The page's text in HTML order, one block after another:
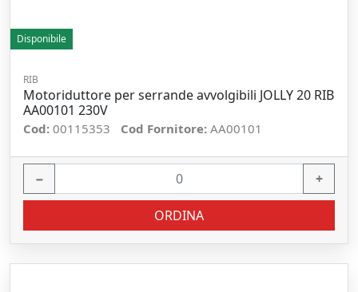
Disponibile
RIB
Motoriduttore per serrande avvolgibili JOLLY 20 RIB
AA00101 230V
Cod: 00115353 Cod Fornitore: AA00101
− +
ORDINA